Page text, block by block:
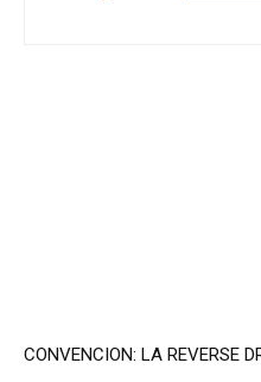
CONVENCION: LA REVERSE